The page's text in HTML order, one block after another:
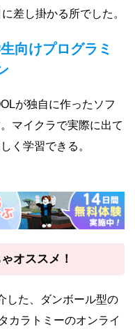
差し掛かる所でした。
向けプログラミ
が独自に作ったソフ
マイクラで実際に出て
く学習できる。
オススメ！
した、ダンボール型の
カラトミーのオンライ